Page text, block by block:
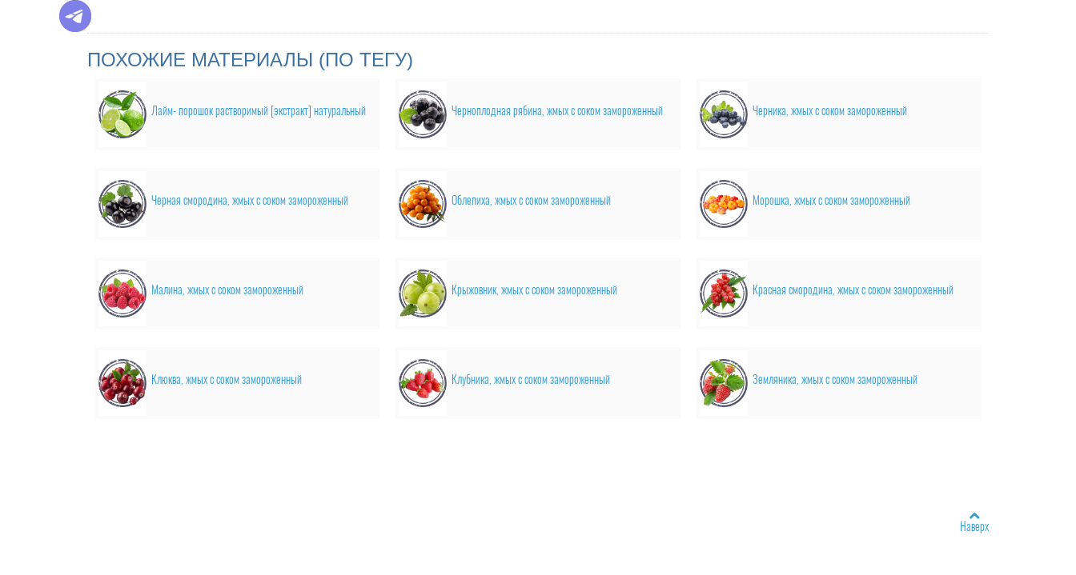
ПОХОЖИЕ МАТЕРИАЛЫ (ПО ТЕГУ)
Лайм- порошок растворимый [экстракт] натуральный Черноплодная рябина, жмых с соком замороженный Черника, жмых с соком замороженный
Черная смородина, жмых с соком замороженный Облепиха, жмых с соком замороженный Морошка, жмых с соком замороженный
Малина, жмых с соком замороженный Крыжовник, жмых с соком замороженный Красная смородина, жмых с соком замороженный
Клюква, жмых с соком замороженный Клубника, жмых с соком замороженный Земляника, жмых с соком замороженный
Наверх